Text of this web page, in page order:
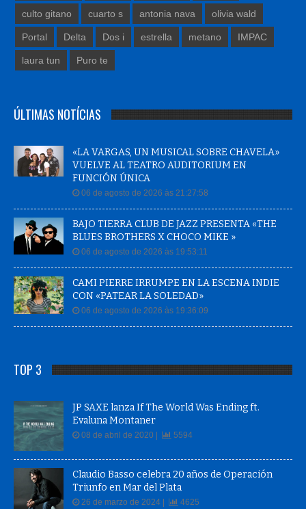
culto gitano cuarto s antonia nava olivia wald
Portal Delta Dos i estrella metano IMPAC
laura tun Puro te
ÚLTIMAS NOTÍCIAS
«LA VARGAS, UN MUSICAL SOBRE CHAVELA»
VUELVE AL TEATRO AUDITORIUM EN
FUNCIÓN ÚNICA
06 de agosto de 2026 às 21:27:58
BAJO TIERRA CLUB DE JAZZ PRESENTA «THE
BLUES BROTHERS X CHOCO MIKE »
06 de agosto de 2026 às 19:53:11
CAMI PIERRE IRRUMPE EN LA ESCENA INDIE
CON «PATEAR LA SOLEDAD»
06 de agosto de 2026 às 19:36:09
TOP 3
JP SAXE lanza If The World Was Ending ft.
Evaluna Montaner
08 de abril de 2020 | 5594
Claudio Basso celebra 20 años de Operación
Triunfo en Mar del Plata
26 de marzo de 2024 | 4625